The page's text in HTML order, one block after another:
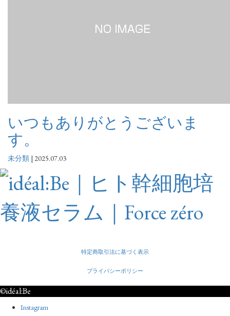
いつもありがとうございま
す。
未分類 | 2025.07.03
特定商取引法に基づく表示
プライバシーポリシー
©idéal:Be
Instagram